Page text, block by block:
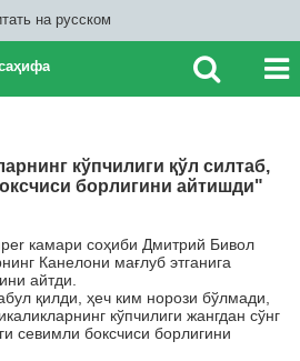
на русском
кўпчилиги қўл силтаб,
борлигини айтишди"
камари соҳиби Дмитрий Бивол
Канелони мағлуб этганига
айтди.
қилди, ҳеч ким норози бўлмади,
кўпчилиги жангдан сўнг
севимли боксчиси борлигини